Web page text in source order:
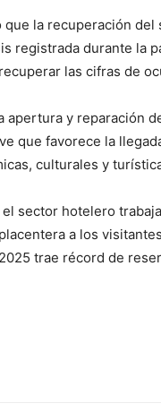
la recuperación
registrada durante la
las cifras de
apertura y reparación
que favorece la
culturales y
sector hotelero
a los
trae récord de